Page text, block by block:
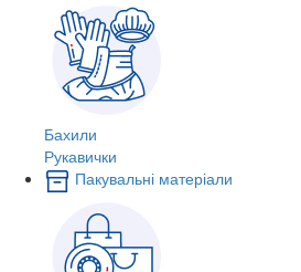
Бахили
Рукавички
Пакувальні матеріали